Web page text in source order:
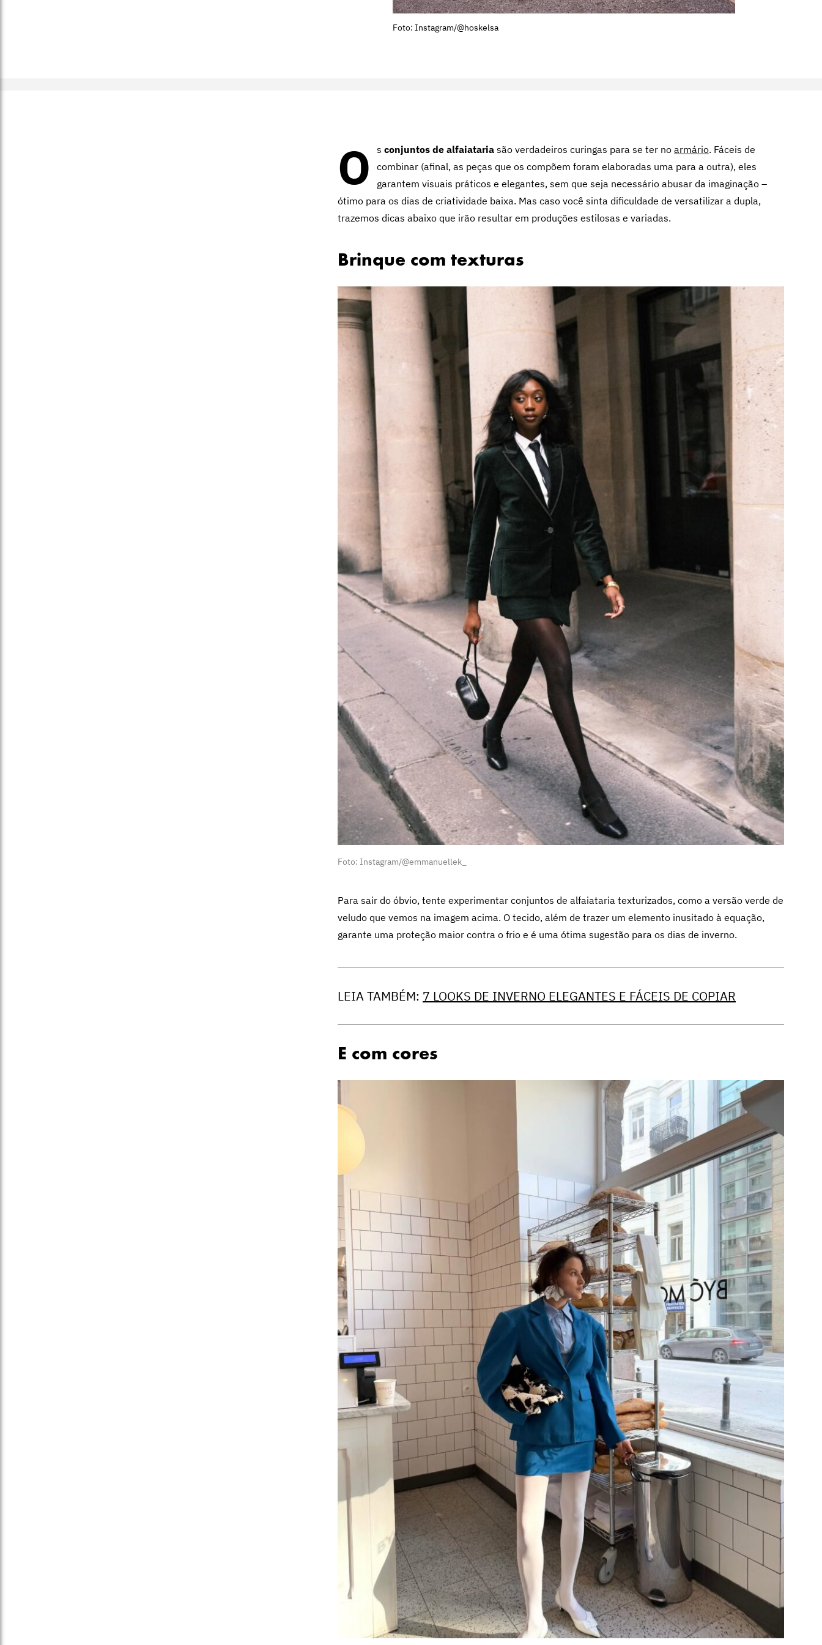
Foto: Instagram/@hoskelsa
O s conjuntos de alfaiataria são verdadeiros curingas para se ter no armário. Fáceis de
combinar (afinal, as peças que os compõem foram elaboradas uma para a outra), eles
garantem visuais práticos e elegantes, sem que seja necessário abusar da imaginação –
ótimo para os dias de criatividade baixa. Mas caso você sinta dificuldade de versatilizar a dupla,
trazemos dicas abaixo que irão resultar em produções estilosas e variadas.
Brinque com texturas
Foto: Instagram/@emmanuellek_
Para sair do óbvio, tente experimentar conjuntos de alfaiataria texturizados, como a versão verde de
veludo que vemos na imagem acima. O tecido, além de trazer um elemento inusitado à equação,
garante uma proteção maior contra o frio e é uma ótima sugestão para os dias de inverno.
LEIA TAMBÉM: 7 LOOKS DE INVERNO ELEGANTES E FÁCEIS DE COPIAR
E com cores